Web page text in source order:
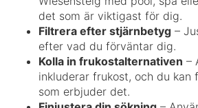
det som är viktigast för dig.
Filtrera efter stjärnbetyg –
efter vad du förväntar dig.
Kolla in frukostalternativen –
inkluderar frukost, och du
som erbjuder det.